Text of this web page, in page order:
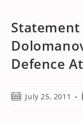
Defence
PostJuly 25, 2011